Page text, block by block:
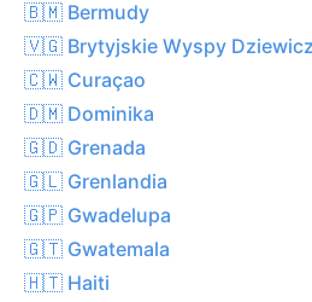
🇧🇲 Bermudy
🇻🇬 Brytyjskie Wyspy
🇨🇼 Curaçao
🇩🇲 Dominika
🇬🇩 Grenada
🇬🇱 Grenlandia
🇬🇵 Gwadelupa
🇬🇹 Gwatemala
🇭🇹 Haiti